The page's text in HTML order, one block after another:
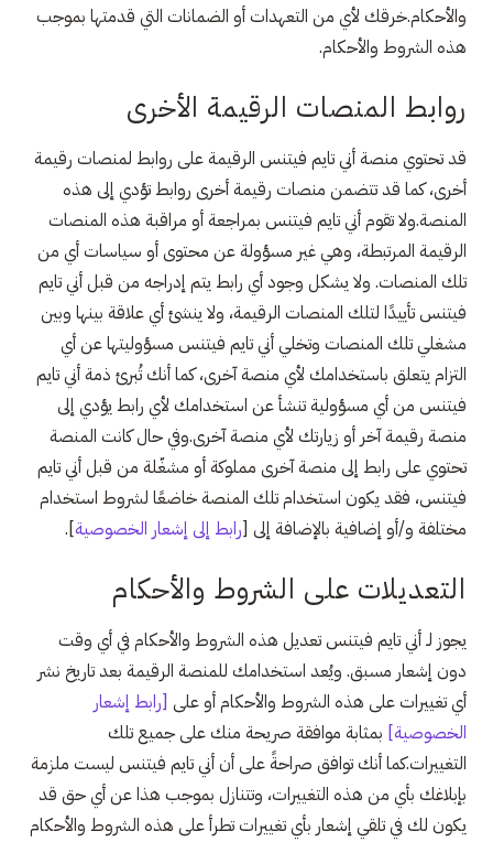
والأحكام.خرقك لأي من التعهدات أو الضمانات التي قدمتها بموجب
هذه الشروط والأحكام.
روابط المنصات الرقيمة الأخرى
قد تحتوي منصة أني تايم فيتنس الرقيمة على روابط لمنصات رقيمة
أخرى، كما قد تتضمن منصات رقيمة أخرى روابط تؤدي إلى هذه
المنصة.ولا تقوم أني تايم فيتنس بمراجعة أو مراقبة هذه المنصات
الرقيمة المرتبطة، وهي غير مسؤولة عن محتوى أو سياسات أي من
تلك المنصات. ولا يشكل وجود أي رابط يتم إدراجه من قبل أني تايم
فيتنس تأييدًا لتلك المنصات الرقيمة، ولا ينشئ أي علاقة بينها وبين
مشغلي تلك المنصات وتخلي أني تايم فيتنس مسؤوليتها عن أي
التزام يتعلق باستخدامك لأي منصة آخرى، كما أنك تُبرئ ذمة أني تايم
فيتنس من أي مسؤولية تنشأ عن استخدامك لأي رابط يؤدي إلى
منصة رقيمة آخر أو زيارتك لأي منصة آخرى.وفي حال كانت المنصة
تحتوي على رابط إلى منصة آخرى مملوكة أو مشغّلة من قبل أني تايم
فيتنس، فقد يكون استخدام تلك المنصة خاضعًا لشروط استخدام
مختلفة و/أو إضافية بالإضافة إلى [رابط إلى إشعار الخصوصية].
التعديلات على الشروط والأحكام
يجوز لـ أني تايم فيتنس تعديل هذه الشروط والأحكام في أي وقت
دون إشعار مسبق. ويُعد استخدامك للمنصة الرقيمة بعد تاريخ نشر
أي تغييرات على هذه الشروط والأحكام أو على [رابط إشعار
الخصوصية] بمثابة موافقة صريحة منك على جميع تلك
التغييرات.كما أنك توافق صراحةً على أن أني تايم فيتنس ليست ملزمة
بإبلاغك بأي من هذه التغييرات، وتتنازل بموجب هذا عن أي حق قد
يكون لك في تلقي إشعار بأي تغييرات تطرأ على هذه الشروط والأحكام